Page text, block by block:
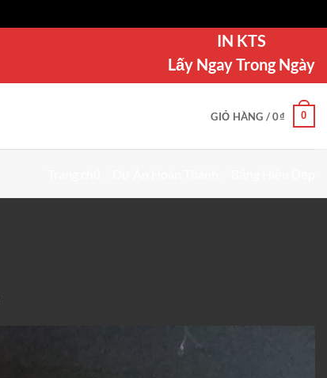
IN KTS
Lấy Ngay Trong Ngày
GIỎ HÀNG /0₫ 0